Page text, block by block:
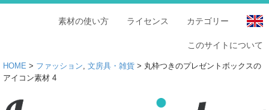
カテゴリー
ライセンス
素材の使い方
このサイトについて
HOME > ファッション, 文房具・雑貨 > 丸枠つきのプレゼントボックスの
アイコン素材 4